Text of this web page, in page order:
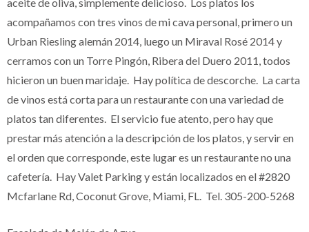
acompañamos con tres vinos de mi cava personal, primero un
Urban Riesling alemán 2014, luego un Miraval Rosé 2014 y
cerramos con un Torre Pingón, Ribera del Duero 2011, todos
hicieron un buen maridaje. Hay política de descorche. La carta
de vinos está corta para un restaurante con una variedad de
platos tan diferentes. El servicio fue atento, pero hay que
prestar más atención a la descripción de los platos, y servir en
el orden que corresponde, este lugar es un restaurante no una
cafetería. Hay Valet Parking y están localizados en el #2820
Mcfarlane Rd,Coconut Grove, Miami, FL. Tel. 305-200-5268